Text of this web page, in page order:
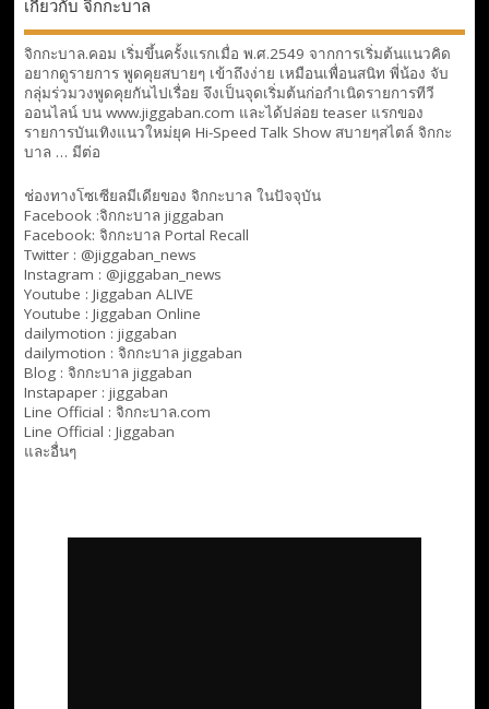
เกี่ยวกับ จิกกะบาล
จิกกะบาล.คอม เริ่มขึ้นครั้งแรกเมื่อ พ.ศ.2549 จากการเริ่มต้นแนวคิด
อยากดูรายการ พูดคุยสบายๆ เข้าถึงง่าย เหมือนเพื่อนสนิท พี่น้อง จับ
กลุ่มร่วมวงพูดคุยกันไปเรื่อย จึงเป็นจุดเริ่มต้นก่อกำเนิดรายการทีวี
ออนไลน์ บน www.jiggaban.com และได้ปล่อย teaser แรกของ
รายการบันเทิงแนวใหม่ยุค Hi-Speed Talk Show สบายๆสไตล์ จิกกะ
บาล … มีต่อ
ช่องทางโซเซียลมีเดียของ จิกกะบาล ในปัจจุบัน
Facebook :จิกกะบาล jiggaban
Facebook: จิกกะบาล Portal Recall
Twitter : @jiggaban_news
Instagram : @jiggaban_news
Youtube : Jiggaban ALIVE
Youtube : Jiggaban Online
dailymotion : jiggaban
dailymotion : จิกกะบาล jiggaban
Blog : จิกกะบาล jiggaban
Instapaper : jiggaban
Line Official : จิกกะบาล.com
Line Official : Jiggaban
และอื่นๆ